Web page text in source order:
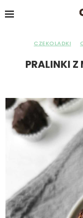
CZEKOLADKI
PRALINKI Z